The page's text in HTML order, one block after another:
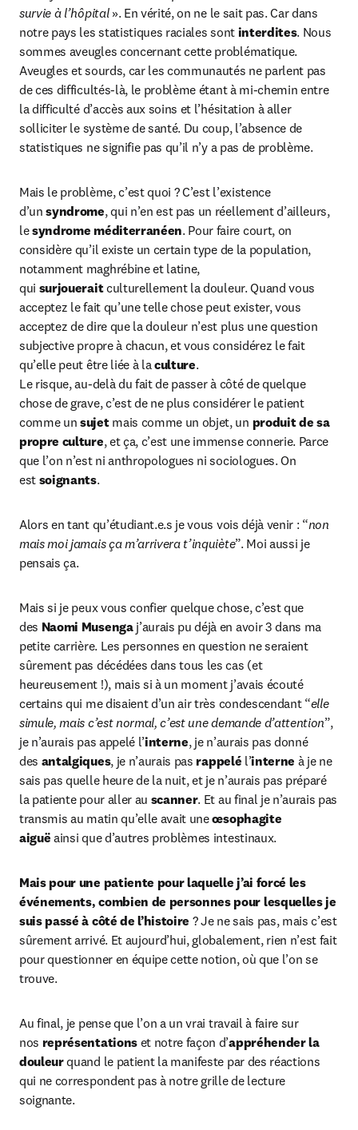
survie à l’hôpital ». En vérité, on ne le sait pas. Car dans
notre pays les statistiques raciales sont interdites. Nous
sommes aveugles concernant cette problématique.
Aveugles et sourds, car les communautés ne parlent pas
de ces difficultés-là, le problème étant à mi-chemin entre
la difficulté d’accès aux soins et l’hésitation à aller
solliciter le système de santé. Du coup, l’absence de
statistiques ne signifie pas qu’il n’y a pas de problème.
Mais le problème, c’est quoi ? C’est l’existence
d’un syndrome, qui n’en est pas un réellement d’ailleurs,
le syndrome méditerranéen. Pour faire court, on
considère qu’il existe un certain type de la population,
notamment maghrébine et latine,
qui surjouerait culturellement la douleur. Quand vous
acceptez le fait qu’une telle chose peut exister, vous
acceptez de dire que la douleur n’est plus une question
subjective propre à chacun, et vous considérez le fait
qu’elle peut être liée à la culture.
Le risque, au-delà du fait de passer à côté de quelque
chose de grave, c’est de ne plus considérer le patient
comme un sujet mais comme un objet, un produit de sa
propre culture, et ça, c’est une immense connerie. Parce
que l’on n’est ni anthropologues ni sociologues. On
est soignants.
Alors en tant qu’étudiant.e.s je vous vois déjà venir : “non
mais moi jamais ça m’arrivera t’inquiète”. Moi aussi je
pensais ça.
Mais si je peux vous confier quelque chose, c’est que
des Naomi Musenga j’aurais pu déjà en avoir 3 dans ma
petite carrière. Les personnes en question ne seraient
sûrement pas décédées dans tous les cas (et
heureusement !), mais si à un moment j’avais écouté
certains qui me disaient d’un air très condescendant “elle
simule, mais c’est normal, c’est une demande d’attention”,
je n’aurais pas appelé l’interne, je n’aurais pas donné
des antalgiques, je n’aurais pas rappelé l’interne à je ne
sais pas quelle heure de la nuit, et je n’aurais pas préparé
la patiente pour aller au scanner. Et au final je n’aurais pas
transmis au matin qu’elle avait une œsophagite
aiguë ainsi que d’autres problèmes intestinaux.
Mais pour une patiente pour laquelle j’ai forcé les
événements, combien de personnes pour lesquelles je
suis passé à côté de l’histoire ? Je ne sais pas, mais c’est
sûrement arrivé. Et aujourd’hui, globalement, rien n’est fait
pour questionner en équipe cette notion, où que l’on se
trouve.
Au final, je pense que l’on a un vrai travail à faire sur
nos représentations et notre façon d’appréhender la
douleur quand le patient la manifeste par des réactions
qui ne correspondent pas à notre grille de lecture
soignante.